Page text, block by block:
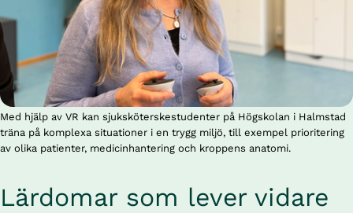
Med hjälp av VR kan sjuksköterskestudenter på Högskolan i Halmstad
träna på komplexa situationer i en trygg miljö, till exempel prioritering
av olika patienter, medicinhantering och kroppens anatomi.
Lärdomar som lever vidare